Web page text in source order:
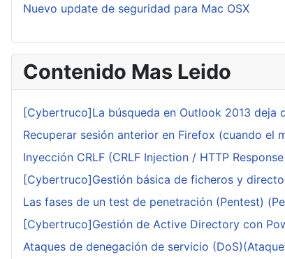
Nuevo update de seguridad para Mac OSX
Contenido Mas Leido
[Cybertruco]La búsqueda en Outlook 2013 deja
Recuperar sesión anterior en Firefox (cuando el
Inyección CRLF (CRLF Injection / HTTP
[Cybertruco]Gestión básica de ficheros y
Las fases de un test de penetración (Pentest)
[Cybertruco]Gestión de Active Directory con
Ataques de denegación de servicio